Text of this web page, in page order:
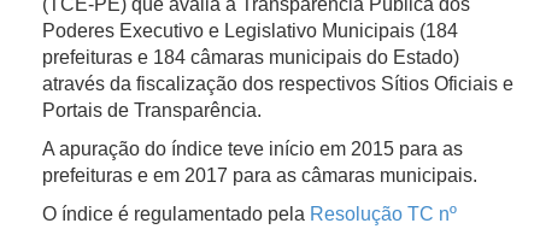
(TCE-PE) que avalia a Transparência Pública dos
Poderes Executivo e Legislativo Municipais (184
prefeituras e 184 câmaras municipais do Estado)
através da fiscalização dos respectivos Sítios Oficiais e
Portais de Transparência.
A apuração do índice teve início em 2015 para as
prefeituras e em 2017 para as câmaras municipais.
O índice é regulamentado pela Resolução TC nº